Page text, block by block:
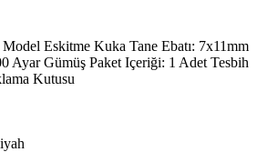
Eskitme Kuka Tane Ebatı: 7x11mm
Ayar Gümüş Paket Içeriği: 1 Adet Tesbih
Kutusu